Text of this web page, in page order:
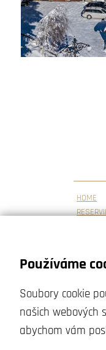
HOME
Údolní
IČ:
DIČ:
Používáme
Soubory cookie
našich webových
abychom vám